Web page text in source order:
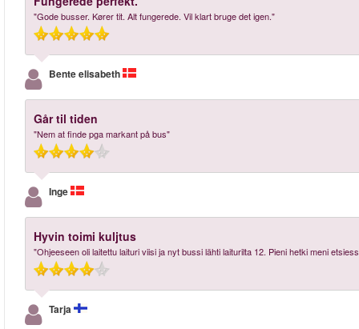
"Gode busser. Kører tit. Alt fungerede. Vil klart bruge det igen."
Bente elisabeth
Går til tiden
"Nem at finde pga markant på bus"
Inge
Hyvin toimi kuljtus
"Ohjeeseen oli laitettu laituri viisi ja nyt bussi lähti laiturilta 12. Pieni hetki meni
Tarja